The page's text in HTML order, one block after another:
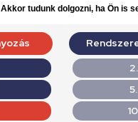
Akkor tudunk dolgozni, ha Ön is